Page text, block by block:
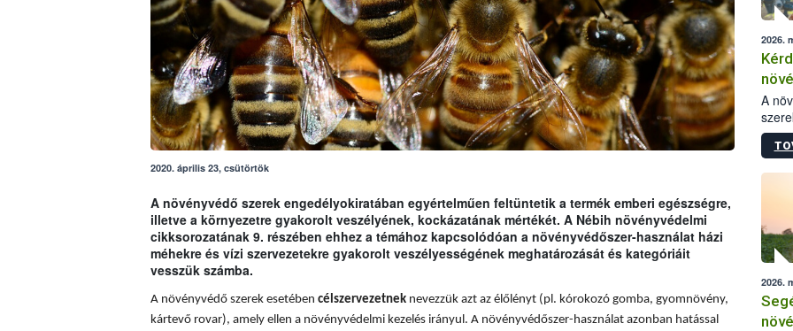
2020. április 23, csütörtök
A növényvédő szerek engedélyokiratában egyértelműen feltüntetik a termék emberi egészségre,
illetve a környezetre gyakorolt veszélyének, kockázatának mértékét. A Nébih növényvédelmi
cikksorozatának 9. részében ehhez a témához kapcsolódóan a növényvédőszer-használat házi
méhekre és vízi szervezetekre gyakorolt veszélyességének meghatározását és kategóriáit
vesszük számba.
A növényvédő szerek esetében célszervezetneknevezzük azt az élőlényt (pl. kórokozó gomba, gyomnövény,
kártevő rovar), amely ellen a növényvédelmi kezelés irányul. A növényvédőszer-használat azonban hatással
2026.
A
kis
2026.